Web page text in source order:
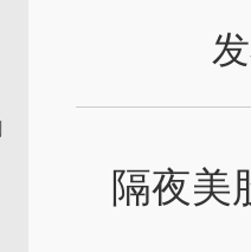
隔夜美